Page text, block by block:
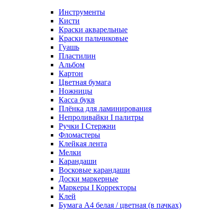
Инструменты
Кисти
Краски акварельные
Краски пальчиковые
Гуашь
Пластилин
Альбом
Картон
Цветная бумага
Ножницы
Касса букв
Плёнка для ламинирования
Непроливайки I палитры
Ручки I Стержни
Фломастеры
Клейкая лента
Мелки
Карандаши
Восковые карандаши
Доски маркерные
Маркеры I Корректоры
Клей
Бумага А4 белая / цветная (в пачках)